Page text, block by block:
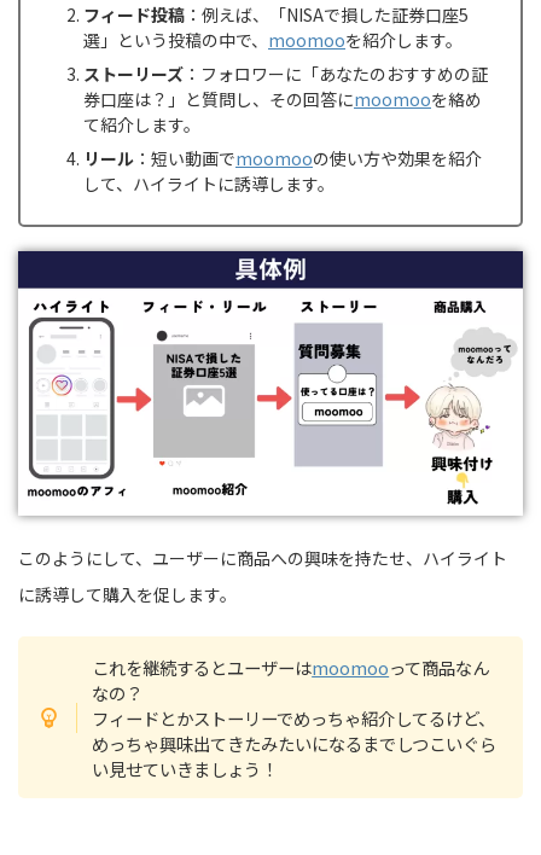
フィード投稿 ：例えば、「NISAで損した証券口座5
選」という投稿の中で、 moomooを紹介します。
ストーリーズ ：フォロワーに「あなたのおすすめの証
券口座は？」と質問し、その回答にmoomooを絡め
て紹介します。
リール ：短い動画でmoomooの使い方や効果を紹介
して、ハイライトに誘導します。
このようにして、ユーザーに商品への興味を持たせ、ハイライト
に誘導して購入を促します。
これを継続するとユーザーはmoomooって商品なん
なの？
フィードとかストーリーでめっちゃ紹介してるけど、
めっちゃ興味出てきたみたいになるまでしつこいぐら
い見せていきましょう！